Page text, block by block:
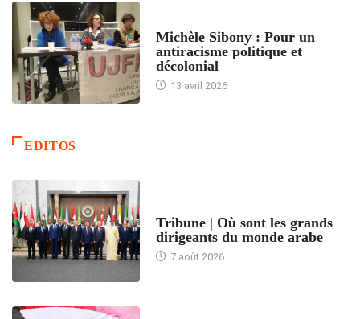
Michèle Sibony : Pour un
antiracisme politique et
décolonial
13 avril 2026
EDITOS
Tribune | Où sont les grands
dirigeants du monde arabe
7 août 2026